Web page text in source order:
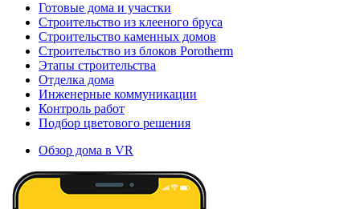
Готовые дома и участки
Строительство из клееного бруса
Строительство каменных домов
Строительство из блоков Porotherm
Этапы строительства
Отделка дома
Инженерные коммуникации
Контроль работ
Подбор цветового решения
Обзор дома в VR